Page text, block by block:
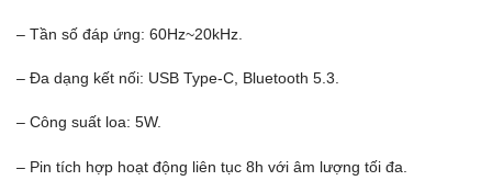
– Tần số đáp ứng: 60Hz~20kHz.
– Đa dạng kết nối: USB Type-C, Bluetooth 5.3.
– Công suất loa: 5W.
– Pin tích hợp hoạt động liên tục 8h với âm lượng tối đa.